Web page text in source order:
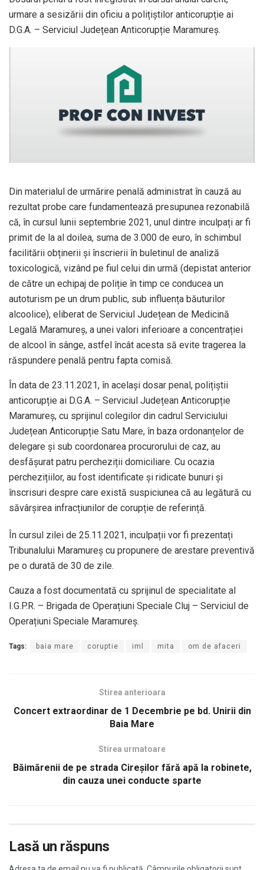
urmare a sesizării din oficiu a polițiștilor anticorupție ai
D.G.A. – Serviciul Județean Anticorupție Maramureș.
Din materialul de urmărire penală administrat în cauză au
rezultat probe care fundamentează presupunea rezonabilă
că, în cursul lunii septembrie 2021, unul dintre inculpați ar fi
primit de la al doilea, suma de 3.000 de euro, în schimbul
facilitării obținerii și înscrierii în buletinul de analiză
toxicologică, vizând pe fiul celui din urmă (depistat anterior
de către un echipaj de poliție în timp ce conducea un
autoturism pe un drum public, sub influența băuturilor
alcoolice), eliberat de Serviciul Județean de Medicină
Legală Maramureș, a unei valori inferioare a concentrației
de alcool în sânge, astfel încât acesta să evite tragerea la
răspundere penală pentru fapta comisă.
În data de 23.11.2021, în același dosar penal, polițiștii
anticorupție ai D.G.A. – Serviciul Județean Anticorupție
Maramureș, cu sprijinul colegilor din cadrul Serviciului
Județean Anticorupție Satu Mare, în baza ordonanțelor de
delegare și sub coordonarea procurorului de caz, au
desfășurat patru percheziții domiciliare. Cu ocazia
perchezițiilor, au fost identificate și ridicate bunuri și
înscrisuri despre care există suspiciunea că au legătură cu
săvârșirea infracțiunilor de corupție de referință.
În cursul zilei de 25.11.2021, inculpații vor fi prezentați
Tribunalului Maramureș cu propunere de arestare preventivă
pe o durată de 30 de zile.
Cauza a fost documentată cu sprijinul de specialitate al
I.G.P.R. – Brigada de Operațiuni Speciale Cluj – Serviciul de
Operațiuni Speciale Maramureș.
Tags: baia mare coruptie iml mita om de afaceri
Stirea anterioara
Concert extraordinar de 1 Decembrie pe bd. Unirii din
Baia Mare
Stirea urmatoare
Băimărenii de pe strada Cireşilor fără apă la robinete,
din cauza unei conducte sparte
Lasă un răspuns